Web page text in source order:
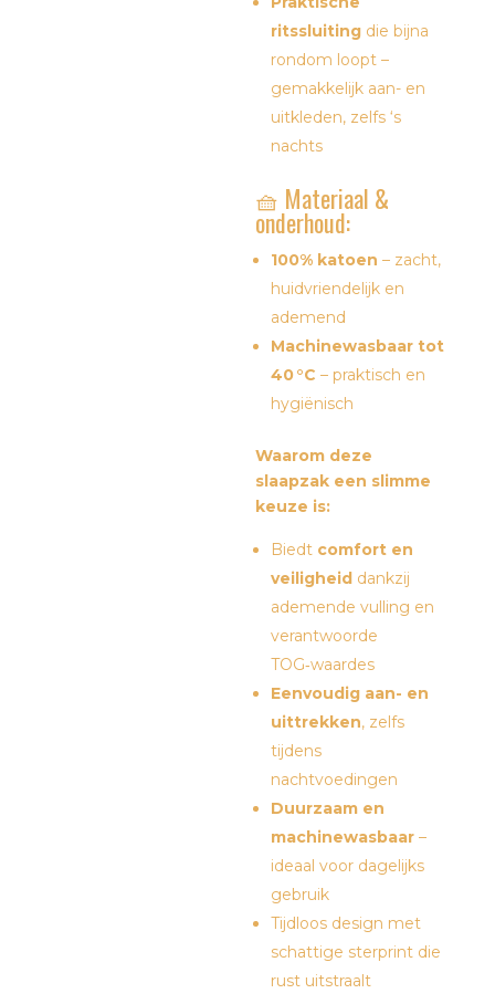
ritssluiting die bijna
rondom loopt –
gemakkelijk aan- en
uitkleden, zelfs ‘s
nachts
🧺 Materiaal &
onderhoud:
100% katoen – zacht,
huidvriendelijk en
ademend
Machinewasbaar tot
40 °C – praktisch en
hygiënisch
Waarom deze
slaapzak een slimme
keuze is:
Biedt comfort en
veiligheid dankzij
ademende vulling en
verantwoorde
TOG‑waardes
Eenvoudig aan- en
uittrekken, zelfs
tijdens
nachtvoedingen
Duurzaam en
machinewasbaar –
ideaal voor dagelijks
gebruik
Tijdloos design met
schattige sterprint die
rust uitstraalt